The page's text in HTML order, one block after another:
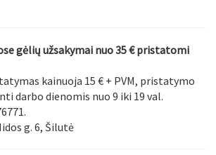
gėlių užsakymai nuo 35 € pristatomi
kainuoja 15 € + PVM, pristatymo
darbo dienomis nuo 9 iki 19 val.
g. 6, Šilutė